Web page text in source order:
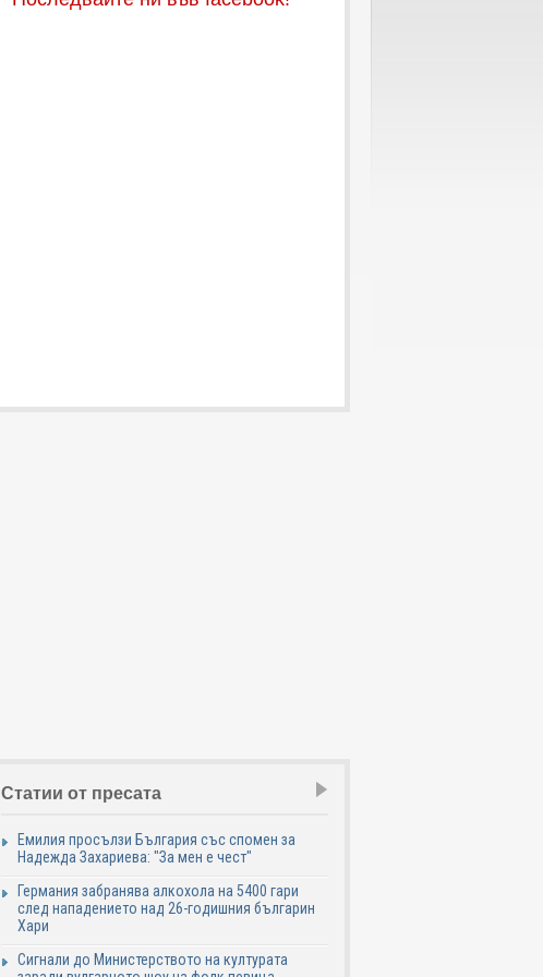
Статии от пресата
Емилия просълзи България със спомен за
Надежда Захариева: "За мен е чест"
Германия забранява алкохола на 5400 гари
след нападението над 26-годишния българин
Хари
Сигнали до Министерството на културата